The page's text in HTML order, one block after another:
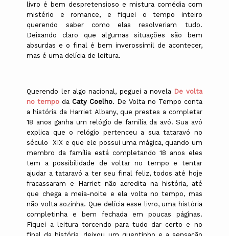
livro é bem despretensioso e mistura comédia com
mistério e romance, e fiquei o tempo inteiro
querendo saber como elas resolveriam tudo.
Deixando claro que algumas situações são bem
absurdas e o final é bem inverossímil de acontecer,
mas é uma delícia de leitura.
Querendo ler algo nacional, peguei a novela De volta
no tempo da Caty Coelho. De Volta no Tempo conta
a história da Harriet Albany, que prestes a completar
18 anos ganha um relógio de família da avó. Sua avó
explica que o relógio pertenceu a sua tataravó no
século XIX e que ele possui uma mágica, quando um
membro da família está completando 18 anos eles
tem a possibilidade de voltar no tempo e tentar
ajudar a tataravó a ter seu final feliz, todos até hoje
fracassaram e Harriet não acredita na história, até
que chega a meia-noite e ela volta no tempo, mas
não volta sozinha. Que delícia esse livro, uma história
completinha e bem fechada em poucas páginas.
Fiquei a leitura torcendo para tudo dar certo e no